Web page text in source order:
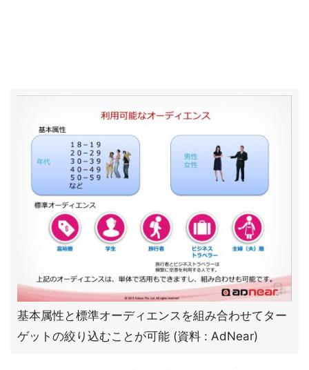
基本属性と標準オーディエンスを組み合わせてター
ゲットの絞り込むことが可能 (資料 : AdNear)